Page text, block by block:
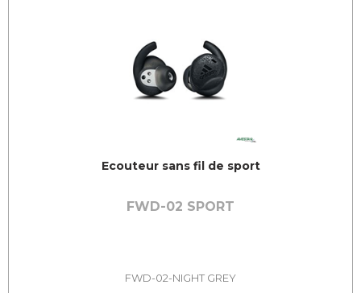
Ecouteur sans fil de sport
FWD-02 SPORT
FWD-02-NIGHT GREY